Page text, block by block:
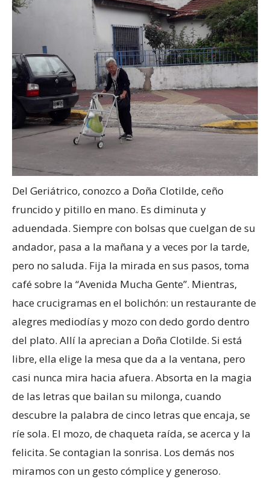
Del Geriátrico, conozco a Doña Clotilde, ceño
fruncido y pitillo en mano. Es diminuta y
aduendada. Siempre con bolsas que cuelgan de su
andador, pasa a la mañana y a veces por la tarde,
pero no saluda. Fija la mirada en sus pasos, toma
café sobre la “Avenida Mucha Gente”. Mientras,
hace crucigramas en el bolichón: un restaurante de
alegres mediodías y mozo con dedo gordo dentro
del plato. Allí la aprecian a Doña Clotilde. Si está
libre, ella elige la mesa que da a la ventana, pero
casi nunca mira hacia afuera. Absorta en la magia
de las letras que bailan su milonga, cuando
descubre la palabra de cinco letras que encaja, se
ríe sola. El mozo, de chaqueta raída, se acerca y la
felicita. Se contagian la sonrisa. Los demás nos
miramos con un gesto cómplice y generoso.